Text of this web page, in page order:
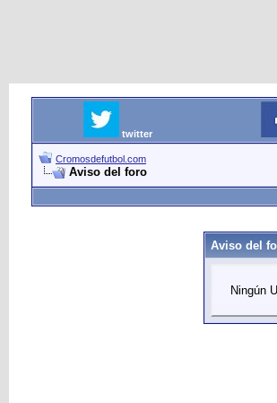
twitter
Cromosdefutbol.com
Aviso del foro
Aviso del
Ningún